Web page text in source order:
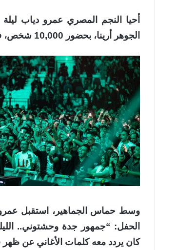
أحيا النجم المصري عمرو دياب
الجوهر أرينا، بحضور 10,000 شخص، في حفلٍ نفدت تذاكره بالكامل منذ لحظة طرحها.
وسط حماس الجماهير، استقبل
الحفل: “جمهور جدة وحشتوني..
كان يردد معه كلمات الأغاني عن